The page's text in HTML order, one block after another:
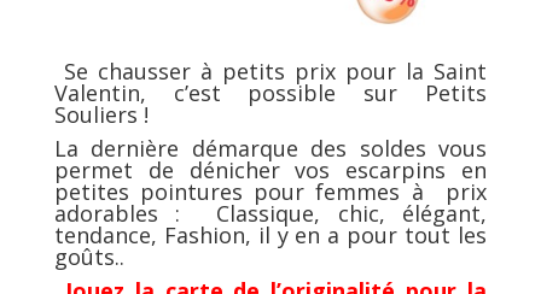
Se chausser à petits prix pour la Saint
Valentin, c’est possible sur Petits
Souliers !
La dernière démarque des soldes vous
permet de dénicher vos escarpins en
petites pointures pour femmes à prix
adorables : Classique, chic, élégant,
tendance, Fashion, il y en a pour tout les
goûts..